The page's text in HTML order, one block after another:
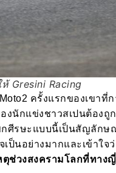
Gresini Racing
ครั้งแรกของเขาที่
นักแข่งชาวสเปนต้องถู
กศีรษะแบบนี้เป็นสัญลัก
นอย่างมากและเข้าใจ
ตุช่วงสงครามโลกที่ทาง